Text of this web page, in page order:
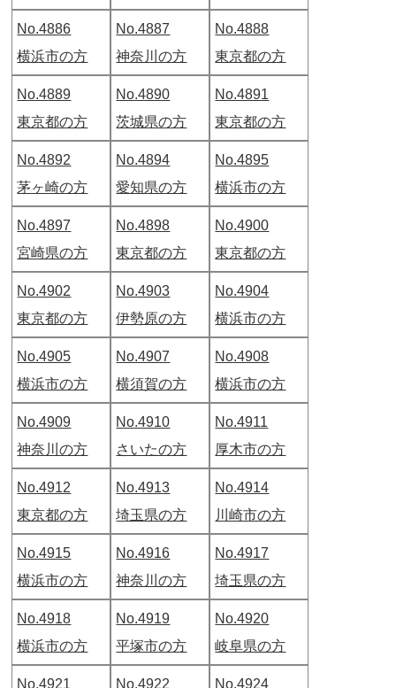
No.4886
横浜市の方
No.4887
神奈川の方
No.4888
東京都の方
No.4889
東京都の方
No.4890
茨城県の方
No.4891
東京都の方
No.4892
茅ヶ崎の方
No.4894
愛知県の方
No.4895
横浜市の方
No.4897
宮崎県の方
No.4898
東京都の方
No.4900
東京都の方
No.4902
東京都の方
No.4903
伊勢原の方
No.4904
横浜市の方
No.4905
横浜市の方
No.4907
横須賀の方
No.4908
横浜市の方
No.4909
神奈川の方
No.4910
さいたの方
No.4911
厚木市の方
No.4912
東京都の方
No.4913
埼玉県の方
No.4914
川崎市の方
No.4915
横浜市の方
No.4916
神奈川の方
No.4917
埼玉県の方
No.4918
横浜市の方
No.4919
平塚市の方
No.4920
岐阜県の方
No.4921
No.4922
No.4924